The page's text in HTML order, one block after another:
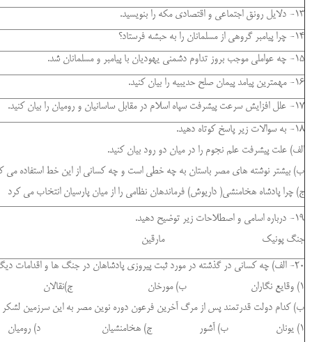
13- دلایل رونق اجتماعی و اقتصادی مکه را بنویسید.
14- چرا پیامبر گروهی از مسلمانان را به حبشه فرستاد؟
15- چه عواملی موجب بروز تداوم دشمنی یهودیان با پیامبر و مسلمانان شد.
16- مهمترین پیامد پیمان صلح حدیبیه را بیان کنید.
17- علل افزایش سرعت پیشرفت سپاه اسلام در مقابل ساسانیان و رومیان را بیان کنید.
18- به سوالات زیر پاسخ کوتاه دهید.
الف) علت پیشرفت علم نجوم را در میان دو رود بیان کنید.
ب) بیشتر نوشته های مصر باستان به چه خطی است و چه کسانی از این خط استفاده می
ج) چرا پادشاه هخامنشی( داریوش) فرماندهان نظامی را از میان پارسیان انتخاب می کرد
19- درباره اسامی و اصطلاحات زیر توضیح دهید.
جنگ پونیک مارقین
20- الف) چه کسانی در گذشته در مورد ثبت پیروزی پادشاهان در جنگ ها و اقدامات دیگر آنان نقشی اساسی بر عهده داشتند.
1) وقایع نگاران ب) مورخان ج)نقالان د) کاتبان
ب) کدام دولت قدرتمند پس از مرگ آخرین فرعون دوره نوین مصر به این سرزمین
1) یونان ب) آشور ج) هخامنشیان د) رومیان